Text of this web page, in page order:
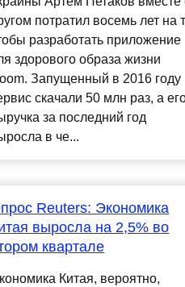
потратил восемь лет на
разработать приложение
здорового образа жизни
Запущенный в 2016 году
скачали 50 млн раз, а
за последний год
в че...
Reuters: Экономика
выросла на 2,5% во
квартале
Китая, вероятно,